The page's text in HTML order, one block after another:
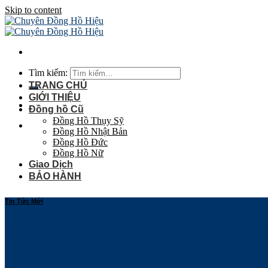
Skip to content
Tìm kiếm:
TRANG CHỦ
GIỚI THIỆU
Đồng hồ Cũ
Đồng Hồ Thụy Sỹ
Đồng Hồ Nhật Bản
Đồng Hồ Đức
Đồng Hồ Nữ
Giao Dịch
BẢO HÀNH
Tin Tức Mới